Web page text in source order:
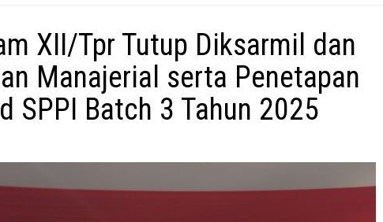
XII/Tpr Tutup Diksarmil dan
Manajerial serta Penetapan
SPPI Batch 3 Tahun 2025